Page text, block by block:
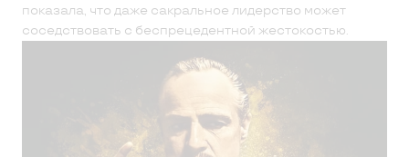
показала, что даже сакральное лидерство может
соседствовать с беспрецедентной жестокостью.